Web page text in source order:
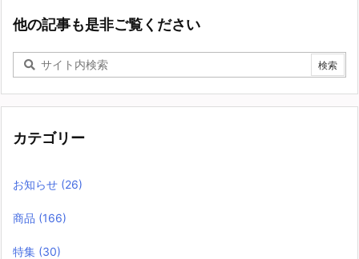
他の記事も是非ご覧ください
カテゴリー
お知らせ (26)
商品 (166)
特集 (30)